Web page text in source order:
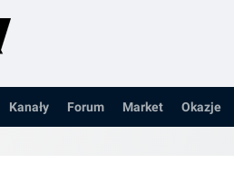
Kanały Forum Market Okazje